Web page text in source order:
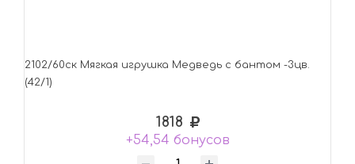
2102/60ск Mягкая игрушка Медведь с бантом -3цв.
(42/1)
1818
+54,54 бонусов